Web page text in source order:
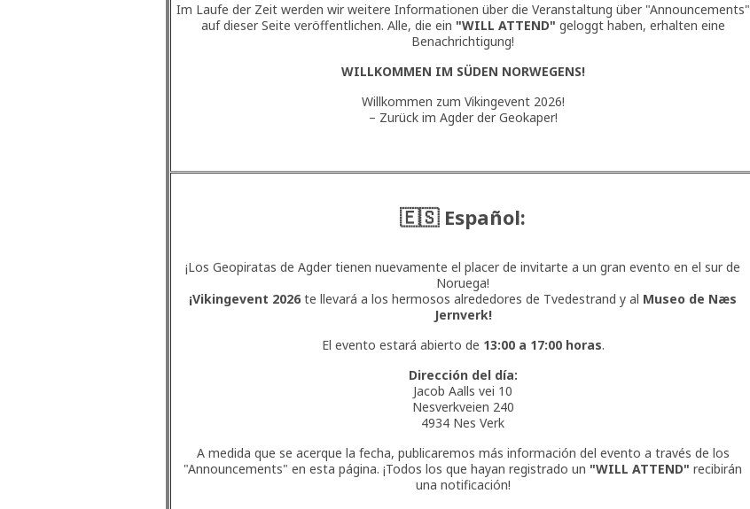
Im Laufe der Zeit werden wir weitere Informationen über die Veranstaltung über "Announcements"
auf dieser Seite veröffentlichen. Alle, die ein "WILL ATTEND" geloggt haben, erhalten eine
Benachrichtigung!
WILLKOMMEN IM SÜDEN NORWEGENS!
Willkommen zum Vikingevent 2026!
– Zurück im Agder der Geokaper!
🇪🇸 Español:
¡Los Geopiratas de Agder tienen nuevamente el placer de invitarte a un gran evento en el sur de
Noruega!
¡Vikingevent 2026te llevará a los hermosos alrededores de Tvedestrand y al Museo de Næs
Jernverk!
El evento estará abierto de 13:00 a 17:00 horas.
Dirección del día:
Jacob Aalls vei 10
Nesverkveien 240
4934 Nes Verk
A medida que se acerque la fecha, publicaremos más información del evento a través de los
"Announcements" en esta página. ¡Todos los que hayan registrado un "WILL ATTEND" recibirán
una notificación!